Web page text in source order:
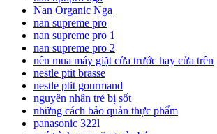
Nan Organic Nga
nan supreme pro
nan supreme pro 1
nan supreme pro 2
nên mua máy giặt cửa trước hay cửa trên
nestle ptit brasse
nestle ptit gourmand
nguyên nhân trẻ bị sốt
những cách bảo quản thực phẩm
panasonic 322l